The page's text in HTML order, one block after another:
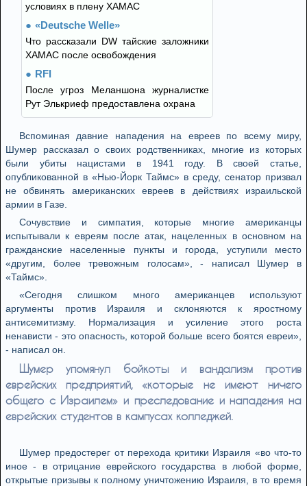
условиях в плену ХАМАС
«Deutsche Welle»
Что рассказали DW тайские заложники
ХАМАС после освобождения
RFI
После угроз Меланшона журналистке
Рут Элькриеф предоставлена охрана
Вспоминая давние нападения на евреев по всему миру,
Шумер рассказал о своих родственниках, многие из которых
были убиты нацистами в 1941 году. В своей статье,
опубликованной в «Нью-Йорк Таймс» в среду, сенатор призвал
не обвинять американских евреев в действиях израильской
армии в Газе.
Сочувствие и симпатия, которые многие американцы
испытывали к евреям после атак, нацеленных в основном на
гражданские населенные пункты и города, уступили место
«другим, более тревожным голосам», - написал Шумер в
«Таймс».
«Сегодня слишком много американцев используют
аргументы против Израиля и склоняются к яростному
антисемитизму. Нормализация и усиление этого роста
ненависти - это опасность, которой больше всего боятся евреи»,
- написал он.
Шумер упомянул бойкоты и вандализм против
еврейских предприятий, «которые не имеют ничего
общего с Израилем» и преследование и нападения на
еврейских студентов в кампусах колледжей.
Шумер предостерег от перехода критики Израиля «во что-то
иное - в отрицание еврейского государства в любой форме,
открытые призывы к полному уничтожению Израиля, в то время